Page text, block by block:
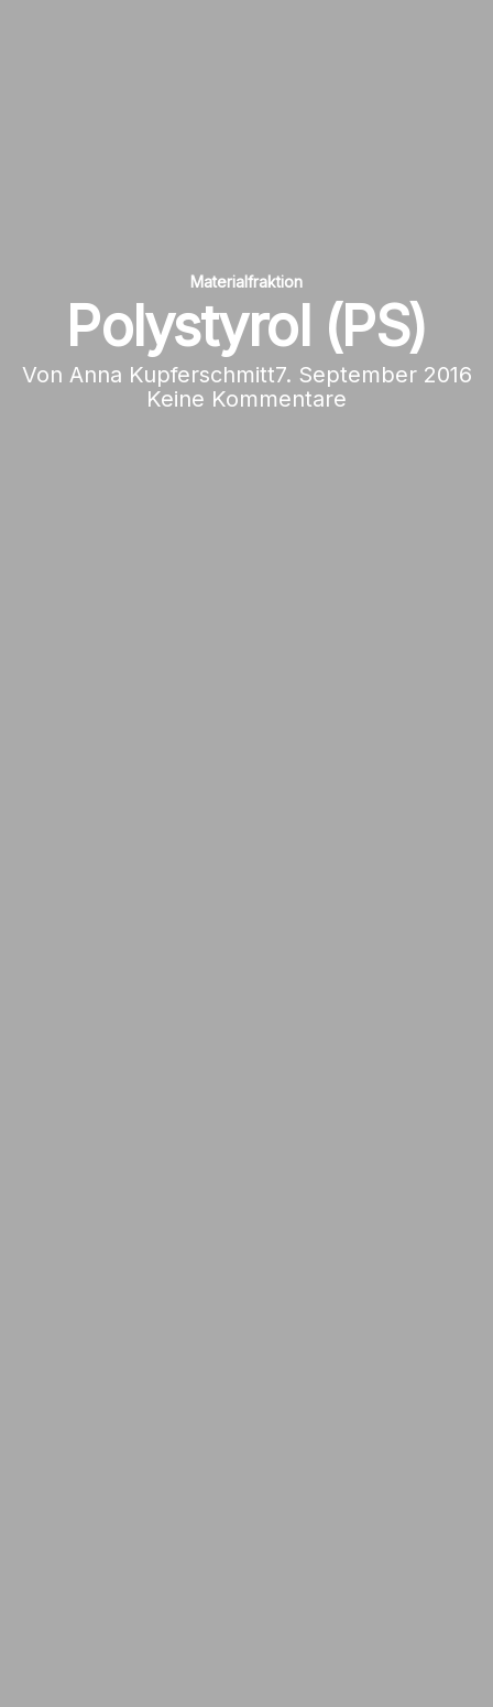
Materialfraktion
Polystyrol (PS)
Von Anna Kupferschmitt7. September 2016
Keine Kommentare